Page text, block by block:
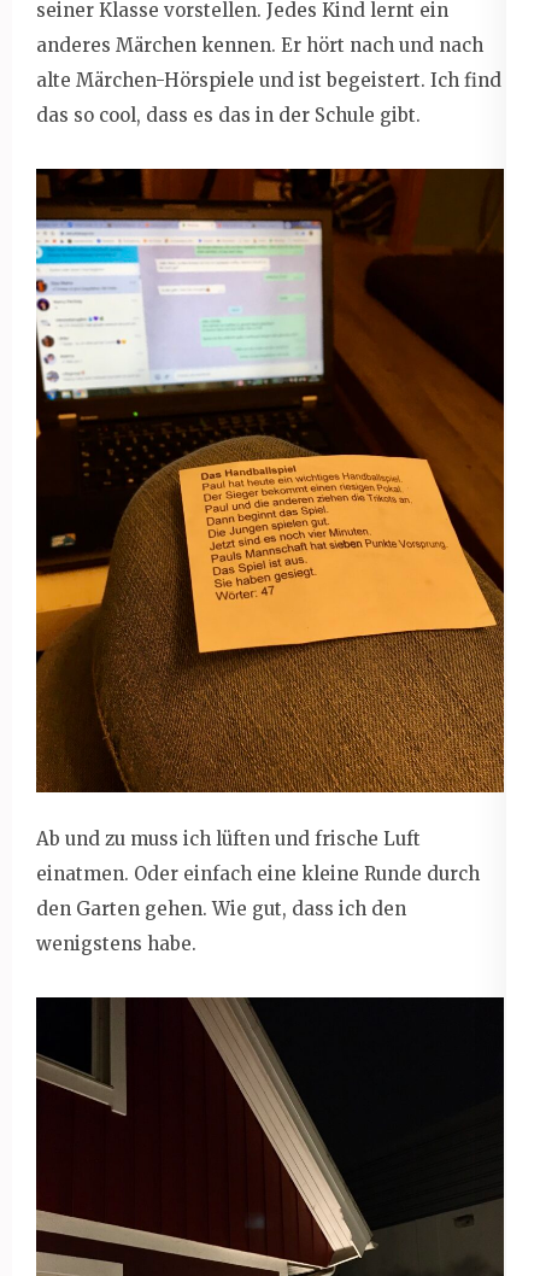
seiner Klasse vorstellen. Jedes Kind lernt ein
anderes Märchen kennen. Er hört nach und nach
alte Märchen-Hörspiele und ist begeistert. Ich find
das so cool, dass es das in der Schule gibt.
Ab und zu muss ich lüften und frische Luft
einatmen. Oder einfach eine kleine Runde durch
den Garten gehen. Wie gut, dass ich den
wenigstens habe.